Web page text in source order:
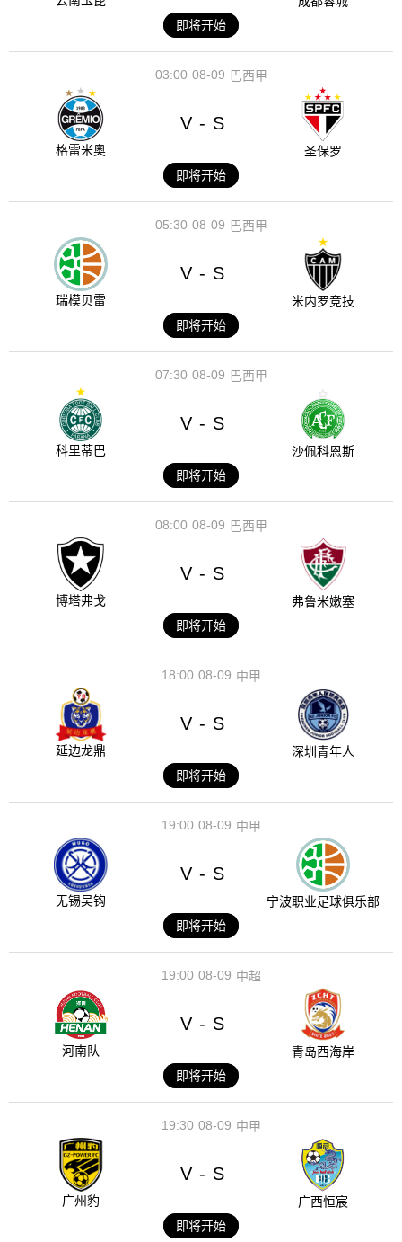
即将开始
08-09
03:00 巴西甲
格雷米奥
V - S
圣保罗
即将开始
08-09
05:30 巴西甲
瑞模贝雷
V - S
米内罗竞技
即将开始
08-09
07:30 巴西甲
科里蒂巴
V - S
沙佩科恩斯
即将开始
08-09
08:00 巴西甲
博塔弗戈
V - S
弗鲁米嫩塞
即将开始
08-09
18:00 中甲
延边龙鼎
V - S
深圳青年人
即将开始
08-09
19:00 中甲
无锡吴钩
V - S
宁波职业足球俱乐部
即将开始
08-09
19:00 中超
河南队
V - S
青岛西海岸
即将开始
08-09
19:30 中甲
广州豹
V - S
广西恒宸
即将开始